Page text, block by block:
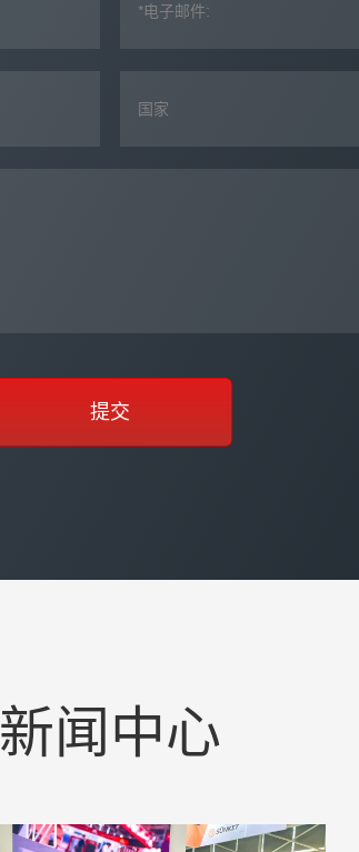
提交
新闻中心